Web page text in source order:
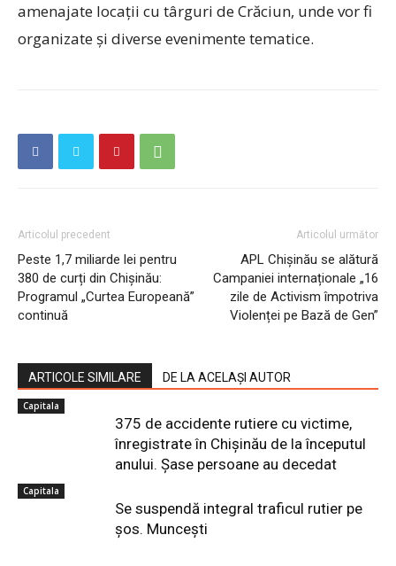
amenajate locații cu târguri de Crăciun, unde vor fi
organizate și diverse evenimente tematice.
Articolul precedent
Peste 1,7 miliarde lei pentru
380 de curți din Chișinău:
Programul „Curtea Europeană”
continuă
Articolul următor
APL Chișinău se alătură
Campaniei internaționale „16
zile de Activism împotriva
Violenței pe Bază de Gen”
ARTICOLE SIMILARE DE LA ACELAȘI AUTOR
Capitala
375 de accidente rutiere cu victime,
înregistrate în Chișinău de la începutul
anului. Șase persoane au decedat
Capitala
Se suspendă integral traficul rutier pe
șos. Muncești